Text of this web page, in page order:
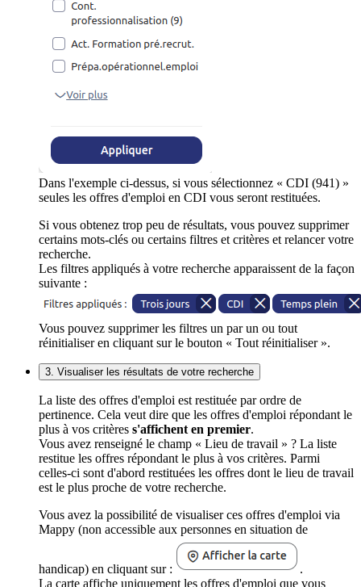
Dans l'exemple ci-dessus, si vous sélectionnez « CDI (941) »
seules les offres d'emploi en CDI vous seront restituées.
Si vous obtenez trop peu de résultats, vous pouvez supprimer
certains mots-clés ou certains filtres et critères et relancer votre
recherche.
Les filtres appliqués à votre recherche apparaissent de la façon
suivante :
Vous pouvez supprimer les filtres un par un ou tout
réinitialiser en cliquant sur le bouton « Tout réinitialiser ».
3. Visualiser les résultats de votre recherche
La liste des offres d'emploi est restituée par ordre de
pertinence. Cela veut dire que les offres d'emploi répondant le
plus à vos critères s'affichent en premier.
Vous avez renseigné le champ « Lieu de travail » ? La liste
restitue les offres répondant le plus à vos critères. Parmi
celles-ci sont d'abord restituées les offres dont le lieu de travail
est le plus proche de votre recherche.
Vous avez la possibilité de visualiser ces offres d'emploi via
Mappy (non accessible aux personnes en situation de
handicap) en cliquant sur :
.
La carte affiche uniquement les offres d'emploi que vous